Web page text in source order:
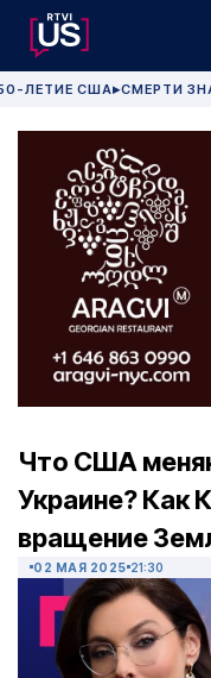
ЛЕТИЕ США▶СМЕРТИ
Что США
Украине? Как
вращение
02 МАЯ 2025 21:30